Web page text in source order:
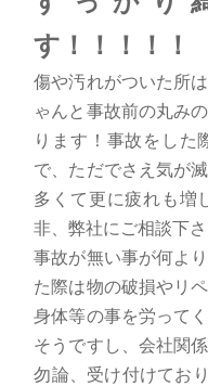
す！！！！！
傷や汚れがついた所
ゃんと事故前の丸み
ります！事故をした
で、ただでさえ気が
多くて更に疲れも増
非、弊社にご相談下さ
事故が無い事が何よ
た際は物の破損やリ
身体等の事を労って
そうですし、会社関
勿論、受け付けてお